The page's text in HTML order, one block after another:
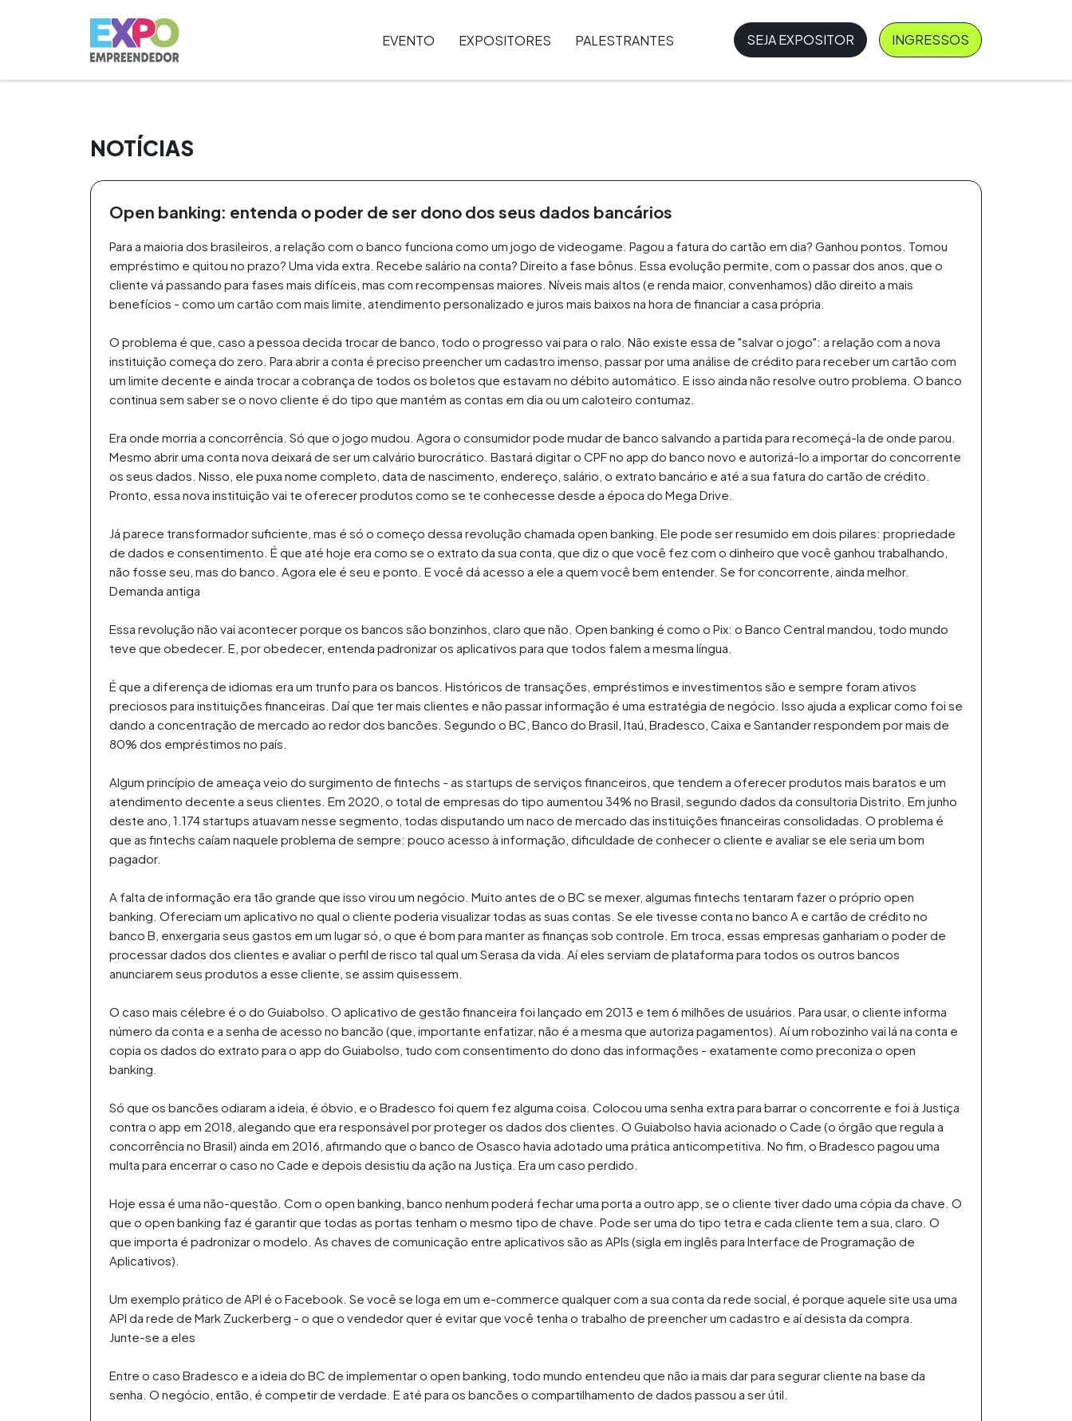
EVENTO EXPOSITORES PALESTRANTES SEJA EXPOSITOR INGRESSOS
NOTÍCIAS
Open banking: entenda o poder de ser dono dos seus dados bancários
Para a maioria dos brasileiros, a relação com o banco funciona como um jogo de videogame. Pagou a fatura do cartão em dia? Ganhou pontos. Tomou
empréstimo e quitou no prazo? Uma vida extra. Recebe salário na conta? Direito a fase bônus. Essa evolução permite, com o passar dos anos, que o
cliente vá passando para fases mais difíceis, mas com recompensas maiores. Níveis mais altos (e renda maior, convenhamos) dão direito a mais
benefícios - como um cartão com mais limite, atendimento personalizado e juros mais baixos na hora de financiar a casa própria.
O problema é que, caso a pessoa decida trocar de banco, todo o progresso vai para o ralo. Não existe essa de "salvar o jogo": a relação com a nova
instituição começa do zero. Para abrir a conta é preciso preencher um cadastro imenso, passar por uma análise de crédito para receber um cartão com
um limite decente e ainda trocar a cobrança de todos os boletos que estavam no débito automático. E isso ainda não resolve outro problema. O banco
continua sem saber se o novo cliente é do tipo que mantém as contas em dia ou um caloteiro contumaz.
Era onde morria a concorrência. Só que o jogo mudou. Agora o consumidor pode mudar de banco salvando a partida para recomeçá-la de onde parou.
Mesmo abrir uma conta nova deixará de ser um calvário burocrático. Bastará digitar o CPF no app do banco novo e autorizá-lo a importar do concorrente
os seus dados. Nisso, ele puxa nome completo, data de nascimento, endereço, salário, o extrato bancário e até a sua fatura do cartão de crédito.
Pronto, essa nova instituição vai te oferecer produtos como se te conhecesse desde a época do Mega Drive.
Já parece transformador suficiente, mas é só o começo dessa revolução chamada open banking. Ele pode ser resumido em dois pilares: propriedade
de dados e consentimento. É que até hoje era como se o extrato da sua conta, que diz o que você fez com o dinheiro que você ganhou trabalhando,
não fosse seu, mas do banco. Agora ele é seu e ponto. E você dá acesso a ele a quem você bem entender. Se for concorrente, ainda melhor.
Demanda antiga
Essa revolução não vai acontecer porque os bancos são bonzinhos, claro que não. Open banking é como o Pix: o Banco Central mandou, todo mundo
teve que obedecer. E, por obedecer, entenda padronizar os aplicativos para que todos falem a mesma língua.
É que a diferença de idiomas era um trunfo para os bancos. Históricos de transações, empréstimos e investimentos são e sempre foram ativos
preciosos para instituições financeiras. Daí que ter mais clientes e não passar informação é uma estratégia de negócio. Isso ajuda a explicar como foi se
dando a concentração de mercado ao redor dos bancões. Segundo o BC, Banco do Brasil, Itaú, Bradesco, Caixa e Santander respondem por mais de
80% dos empréstimos no país.
Algum princípio de ameaça veio do surgimento de fintechs - as startups de serviços financeiros, que tendem a oferecer produtos mais baratos e um
atendimento decente a seus clientes. Em 2020, o total de empresas do tipo aumentou 34% no Brasil, segundo dados da consultoria Distrito. Em junho
deste ano, 1.174 startups atuavam nesse segmento, todas disputando um naco de mercado das instituições financeiras consolidadas. O problema é
que as fintechs caíam naquele problema de sempre: pouco acesso à informação, dificuldade de conhecer o cliente e avaliar se ele seria um bom
pagador.
A falta de informação era tão grande que isso virou um negócio. Muito antes de o BC se mexer, algumas fintechs tentaram fazer o próprio open
banking. Ofereciam um aplicativo no qual o cliente poderia visualizar todas as suas contas. Se ele tivesse conta no banco A e cartão de crédito no
banco B, enxergaria seus gastos em um lugar só, o que é bom para manter as finanças sob controle. Em troca, essas empresas ganhariam o poder de
processar dados dos clientes e avaliar o perfil de risco tal qual um Serasa da vida. Aí eles serviam de plataforma para todos os outros bancos
anunciarem seus produtos a esse cliente, se assim quisessem.
O caso mais célebre é o do Guiabolso. O aplicativo de gestão financeira foi lançado em 2013 e tem 6 milhões de usuários. Para usar, o cliente informa
número da conta e a senha de acesso no bancão (que, importante enfatizar, não é a mesma que autoriza pagamentos). Aí um robozinho vai lá na conta e
copia os dados do extrato para o app do Guiabolso, tudo com consentimento do dono das informações - exatamente como preconiza o open
banking.
Só que os bancões odiaram a ideia, é óbvio, e o Bradesco foi quem fez alguma coisa. Colocou uma senha extra para barrar o concorrente e foi à Justiça
contra o app em 2018, alegando que era responsável por proteger os dados dos clientes. O Guiabolso havia acionado o Cade (o órgão que regula a
concorrência no Brasil) ainda em 2016, afirmando que o banco de Osasco havia adotado uma prática anticompetitiva. No fim, o Bradesco pagou uma
multa para encerrar o caso no Cade e depois desistiu da ação na Justiça. Era um caso perdido.
Hoje essa é uma não-questão. Com o open banking, banco nenhum poderá fechar uma porta a outro app, se o cliente tiver dado uma cópia da chave. O
que o open banking faz é garantir que todas as portas tenham o mesmo tipo de chave. Pode ser uma do tipo tetra e cada cliente tem a sua, claro. O
que importa é padronizar o modelo. As chaves de comunicação entre aplicativos são as APIs (sigla em inglês para Interface de Programação de
Aplicativos).
Um exemplo prático de API é o Facebook. Se você se loga em um e-commerce qualquer com a sua conta da rede social, é porque aquele site usa uma
API da rede de Mark Zuckerberg - o que o vendedor quer é evitar que você tenha o trabalho de preencher um cadastro e aí desista da compra.
Junte-se a eles
Entre o caso Bradesco e a ideia do BC de implementar o open banking, todo mundo entendeu que não ia mais dar para segurar cliente na base da
senha. O negócio, então, é competir de verdade. E até para os bancões o compartilhamento de dados passou a ser útil.